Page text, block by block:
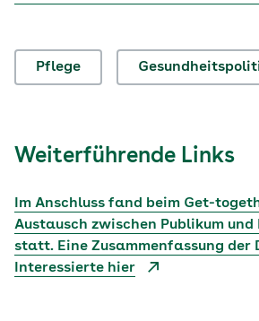
Pflege
Weiterführende Links
Im Anschluss fand beim Get-
Austausch zwischen Publikum
statt. Eine Zusammenfassung der
Interessierte hier